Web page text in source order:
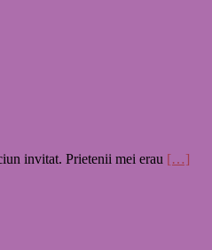
invitat. Prietenii mei erau […]